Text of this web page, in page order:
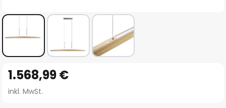
Anfang
der
1.568,99 €
inkl. MwSt.